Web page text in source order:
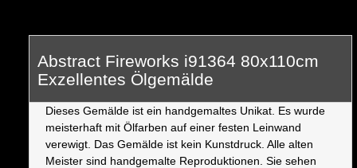
Abstract Fireworks i91364 80x110cm
Exzellentes Ölgemälde
Dieses Gemälde ist ein handgemaltes Unikat. Es wurde
meisterhaft mit Ölfarben auf einer festen Leinwand
verewigt. Das Gemälde ist kein Kunstdruck. Alle alten
Meister sind handgemalte Reproduktionen. Sie sehen